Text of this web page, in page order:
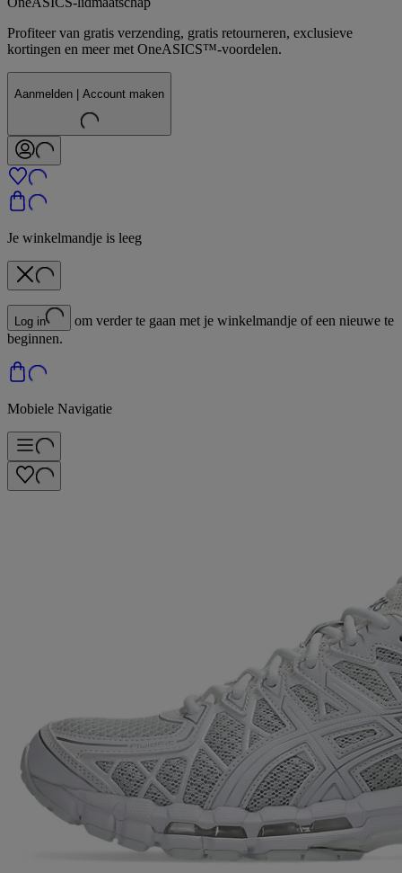
Profiteer van gratis verzending, gratis retourneren, exclusieve
kortingen en meer met OneASICS™-voordelen.
Aanmelden | Account maken
Je winkelmandje is leeg
Log in
om verder te gaan met je winkelmandje of een nieuwe te
beginnen.
Mobiele Navigatie